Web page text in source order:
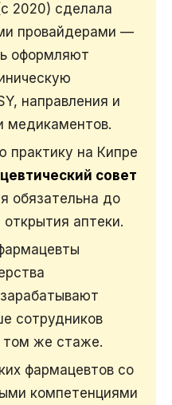
2020) сделала
провайдерами —
оформляют
направления и
медикаментов.
практику на Кипре
совет
обязательна до
аптеки.
сотрудников
том же стаже.
фармацевтов со
компетенциями